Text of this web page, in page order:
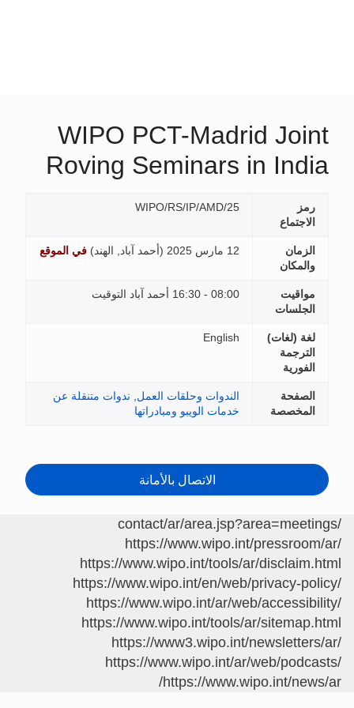
WIPO PCT-Madrid Joint
Roving Seminars in India
رمز
الاجتماع
WIPO/RS/IP/AMD/25
الزمان
والمكان
12 مارس 2025 ( أحمد آباد, الهند) في الموقع
مواقيت
الجلسات
08:00 - 16:30 أحمد آباد التوقيت
لغة (لغات)
الترجمة
الفورية
English
الصفحة
المخصصة
الندوات وحلقات العمل
ندوات متنقلة عن
خدمات الويبو ومبادراتها
الاتصال بالأمانة
/contact/ar/area.jsp?area=meetings
https://www.wipo.int/pressroom/ar/
https://www.wipo.int/tools/ar/disclaim.html
https://www.wipo.int/en/web/privacy-policy/
https://www.wipo.int/ar/web/accessibility/
https://www.wipo.int/tools/ar/sitemap.html
https://www3.wipo.int/newsletters/ar/
https://www.wipo.int/ar/web/podcasts/
https://www.wipo.int/news/ar/